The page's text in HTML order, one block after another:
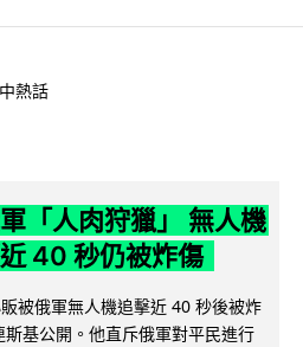
熱話
「人肉狩獵」 無人機
40 秒仍被炸傷
被俄軍無人機追擊近 40 秒後被炸
基公開。他直斥俄軍對平民進行